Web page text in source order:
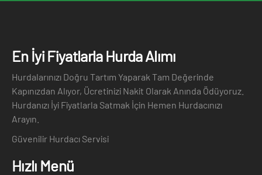
En İyi Fiyatlarla Hurda Alımı
Hurdalarınızı Doğru Tartım Yaparak Tam Değerinde
Kapınızdan Alıyor, Ücretinizi Nakit Olarak Anında Ödüyoruz.
Hurdanızı İyi Fiyatlarla Satmak İçin Hemen Hurdacınızı
Arayın.
Güvenilir Hurdacı Servisi
Hızlı Menü